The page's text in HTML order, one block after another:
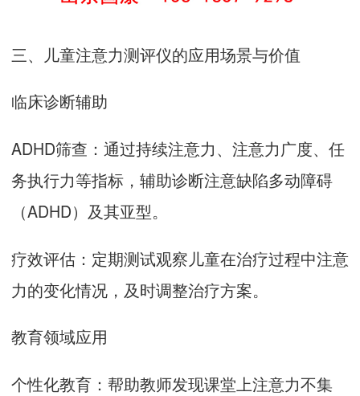
三、儿童注意力测评仪的应用场景与价值
临床诊断辅助
ADHD筛查：通过持续注意力、注意力广度、任
务执行力等指标，辅助诊断注意缺陷多动障碍
（ADHD）及其亚型。
疗效评估：定期测试观察儿童在治疗过程中注意
力的变化情况，及时调整治疗方案。
教育领域应用
个性化教育：帮助教师发现课堂上注意力不集